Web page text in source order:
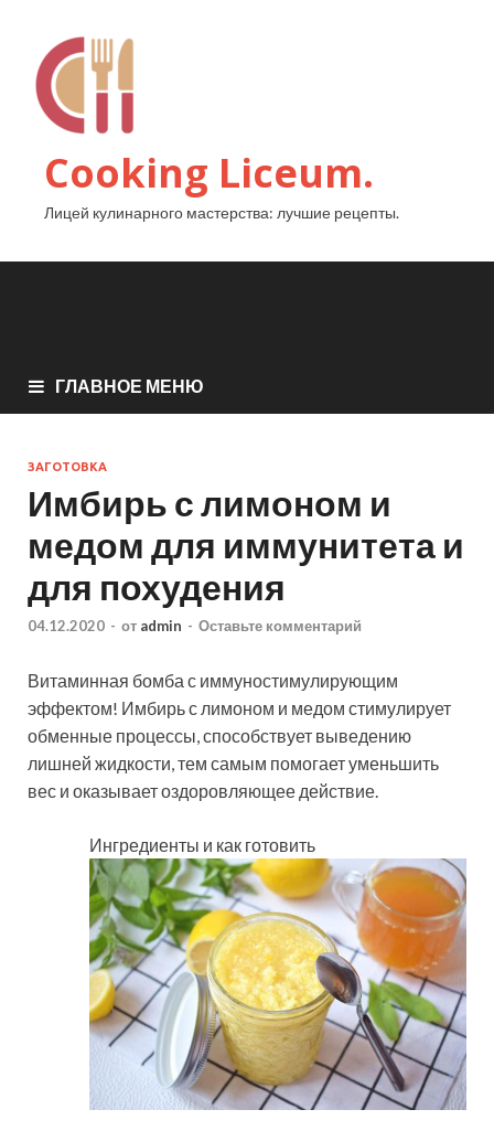
Cooking Liceum.
Лицей кулинарного мастерства: лучшие рецепты.
ГЛАВНОЕ МЕНЮ
ЗАГОТОВКА
Имбирь с лимоном и
медом для иммунитета и
для похудения
04.12.2020 - от admin - Оставьте комментарий
Витаминная бомба с иммуностимулирующим
эффектом! Имбирь с лимоном и медом стимулирует
обменные процессы, способствует выведению
лишней жидкости, тем самым помогает уменьшить
вес и оказывает оздоровляющее действие.
Ингредиенты и как готовить